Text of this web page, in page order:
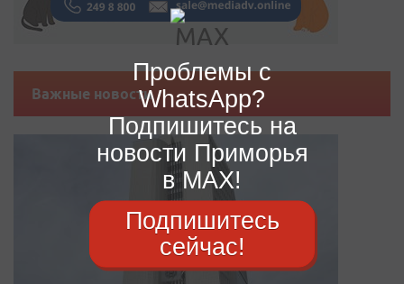
Важные новости
Проблемы с
WhatsApp?
Подпишитесь на
новости Приморья
в MAX!
Подпишитесь
сейчас!